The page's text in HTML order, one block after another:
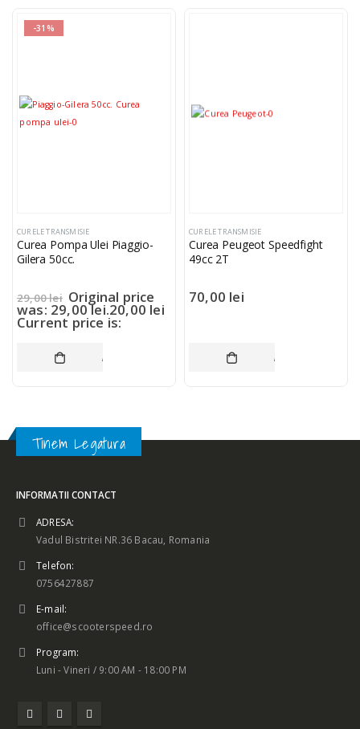
-31%
CURELE TRANSMISIE
Curea Pompa Ulei Piaggio-
Gilera 50cc.
29,00lei Original price
was: 29,00 lei.20,00 lei
Current price is:
20,00 lei.
ADAUGĂ ÎN COȘ
CURELE TRANSMISIE
Curea Peugeot Speedfight
49cc 2T
70,00 lei
ADAUGĂ ÎN COȘ
Tinem Legatura
INFORMATII CONTACT
ADRESA:
Vadul Bistritei NR.36 Bacau, Romania
Telefon:
0756427887
E-mail:
office@scooterspeed.ro
Program:
Luni - Vineri / 9:00 AM - 18:00 PM